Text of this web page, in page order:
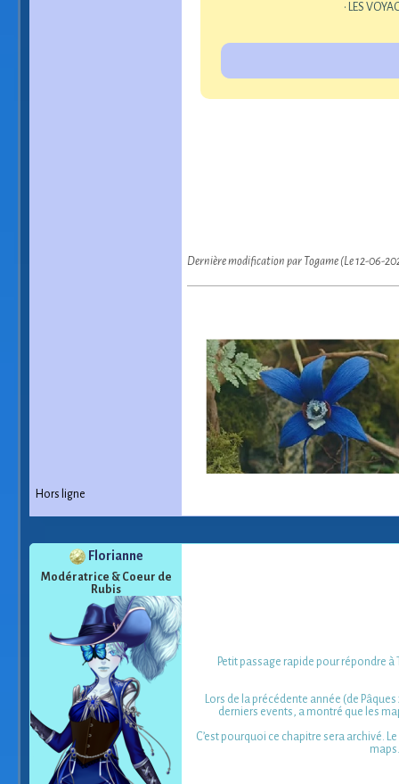
• LES
Dernière modification par Togame (Le 12-06-
Hors ligne
Florianne
Modératrice & Coeur de
Rubis
Petit passage rapide pour répondre
Lors de la précédente année (de
derniers events, a montré que les
C’est pourquoi ce chapitre sera archivé.